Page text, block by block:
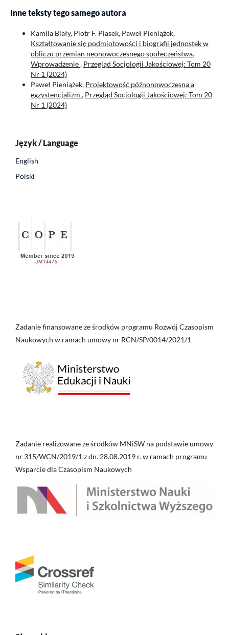
Inne teksty tego samego autora
Kamila Biały, Piotr F. Piasek, Paweł Pieniążek,
Kształtowanie się podmiotowości i biografii jednostek w
obliczu przemian neonowoczesnego społeczeństwa.
Wprowadzenie, Przegląd Socjologii Jakościowej: Tom 20
Nr 1 (2024)
Paweł Pieniążek, Projektowość późnonowoczesna a
egzystencjalizm , Przegląd Socjologii Jakościowej: Tom 20
Nr 1 (2024)
Język / Language
English
Polski
Zadanie finansowane ze środków programu Rozwój Czasopism
Naukowych w ramach umowy nr RCN/SP/0014/2021/1
Zadanie realizowane ze środków MNiSW na podstawie umowy
nr 315/WCN/2019/1 z dn. 28.08.2019 r. w ramach programu
Wsparcie dla Czasopism Naukowych